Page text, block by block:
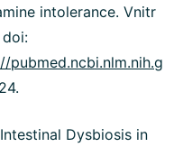
intolerance. Vnitr
pubmed.ncbi.nlm.nih.g
Dysbiosis in